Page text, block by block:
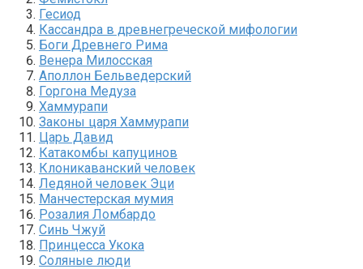
Гесиод
Кассандра в древнегреческой мифологии
Боги Древнего Рима
Венера Милосская
Аполлон Бельведерский
Горгона Медуза
Хаммурапи
Законы царя Хаммурапи
Царь Давид
Катакомбы капуцинов
Клоникаванский человек
Ледяной человек Эци
Манчестерская мумия
Розалия Ломбардо
Синь Чжуй
Принцесса Укока
Соляные люди